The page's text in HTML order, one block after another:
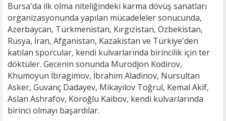
Bursa'da ilk olma niteliğindeki karma dövüş sanatları
organizasyonunda yapılan mücadeleler sonucunda,
Azerbaycan, Türkmenistan, Kırgızistan, Özbekistan,
Rusya, İran, Afganistan, Kazakistan ve Türkiye'den
katılan sporcular, kendi kulvarlarında birincilik için ter
döktüler. Gecenin sonunda Murodjon Kodirov,
Khumoyun İbragimov, İbrahim Aladinov, Nursultan
Asker, Guvanç Dadayev, Mikayılov Toğrul, Kemal Akif,
Aslan Ashrafov, Köroğlu Kaibov, kendi kulvarlarında
birinci olmayı başardılar.